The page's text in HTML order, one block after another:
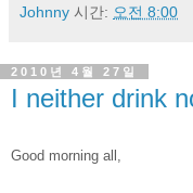
Johnny 시간: 오전 8:00
2010년 4월 27일
I neither drink
Good morning all,